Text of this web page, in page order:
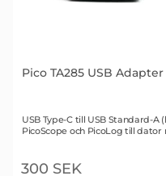
Pico TA285 USB Adapter
Art. nr 1959
USB Type-C till USB Standard-
PicoScope och PicoLog till dator
300 SEK